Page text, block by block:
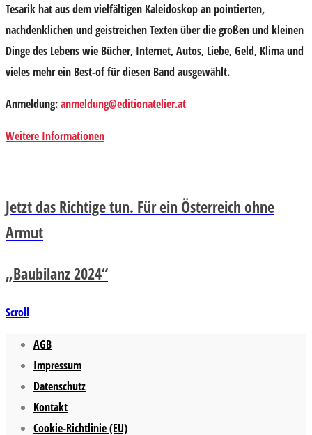
Tesarik hat aus dem vielfältigen Kaleidoskop an pointierten,
nachdenklichen und geistreichen Texten über die großen und kleinen
Dinge des Lebens wie Bücher, Internet, Autos, Liebe, Geld, Klima und
vieles mehr ein Best-of für diesen Band ausgewählt.
Anmeldung:anmeldung@editionatelier.at
Weitere Informationen
Jetzt das Richtige tun. Für ein Österreich ohne
Armut
„Baubilanz 2024“
Scroll
AGB
Impressum
Datenschutz
Kontakt
Cookie-Richtlinie (EU)